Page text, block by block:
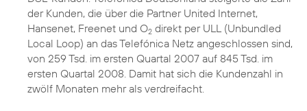
der Kunden, die über die Partner United Internet,
Hansenet, Freenet und O2 direkt per ULL (Unbundled
Local Loop) an das Telefónica Netz angeschlossen sind,
von 259 Tsd. im ersten Quartal 2007 auf 845 Tsd. im
ersten Quartal 2008. Damit hat sich die Kundenzahl in
zwölf Monaten mehr als verdreifacht.